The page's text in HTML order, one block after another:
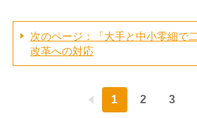
次のページ：「大手と中小零細で
改革への対応
1 2 3